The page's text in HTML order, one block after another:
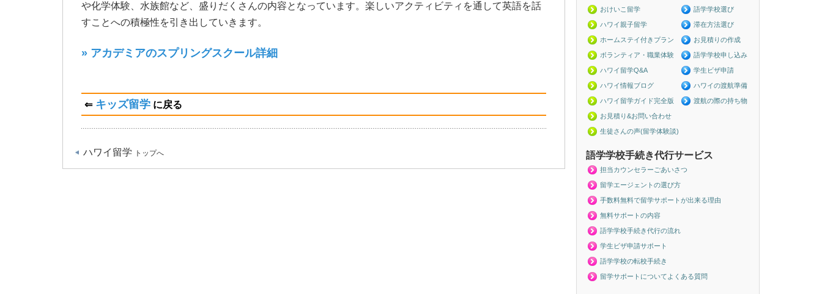
や化学体験、水族館など、盛りだくさんの内容となっています。楽しいアクティビティを通して英語を話
すことへの積極性を引き出していきます。
» アカデミアのスプリングスクール詳細
⇐ キッズ留学に戻る
ハワイ留学 トップへ
語学学校選び
滞在方法選び
お見積りの作成
語学学校申し込み
学生ビザ申請
ハワイの渡航準備
渡航の際の持ち物
おけいこ留学
ハワイ親子留学
ホームステイ付きプラン
ボランティア・職業体験
ハワイ留学Q&A
ハワイ情報ブログ
ハワイ留学ガイド完全版
お見積り&お問い合わせ
生徒さんの声(留学体験談)
語学学校手続き代行サービス
担当カウンセラーごあいさつ
留学エージェントの選び方
手数料無料で留学サポートが出来る理由
無料サポートの内容
語学学校手続き代行の流れ
学生ビザ申請サポート
語学学校の転校手続き
留学サポートについてよくある質問